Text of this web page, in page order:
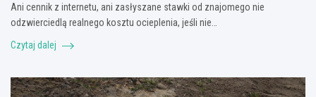
Ani cennik z internetu, ani zasłyszane stawki od znajomego nie
odzwierciedlą realnego kosztu ocieplenia, jeśli nie…
Czytaj dalej